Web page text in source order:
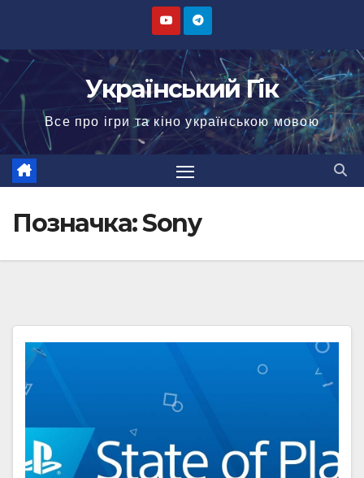
вмісту
Український Гік
Все про ігри та кіно українською мовою
Позначка:Sony